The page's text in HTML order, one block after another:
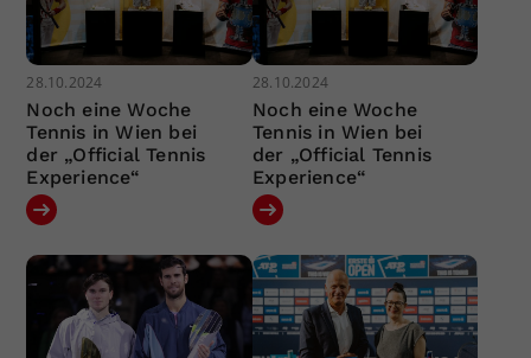
28.10.2024
Noch eine Woche
Tennis in Wien bei
der „Official Tennis
Experience“
28.10.2024
Noch eine Woche
Tennis in Wien bei
der „Official Tennis
Experience“